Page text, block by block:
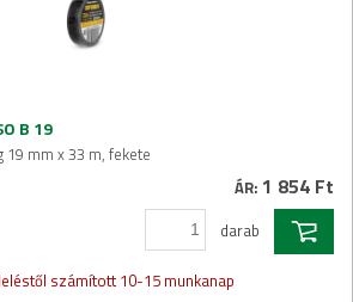
B 19
19 mm x 33 m, fekete
ÁR: 1 854 Ft
darab
számított 10-15 munkanap